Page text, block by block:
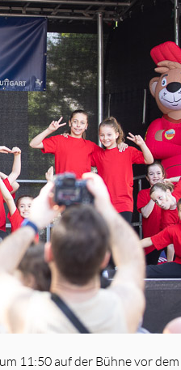
11:50 auf der Bühne vor